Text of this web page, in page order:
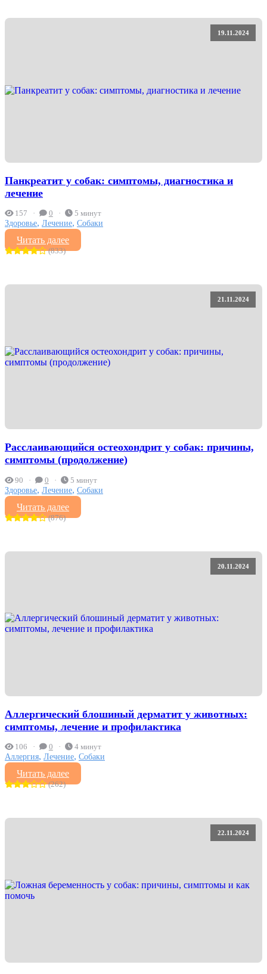
19.11.2024
Панкреатит у собак: симптомы, диагностика и
лечение
157 0 5 минут
Здоровье, Лечение, Собаки
Читать далее
(833)
21.11.2024
Расслаивающийся остеохондрит у собак: причины,
симптомы (продолжение)
90 0 5 минут
Здоровье, Лечение, Собаки
Читать далее
(876)
20.11.2024
Аллергический блошиный дерматит у животных:
симптомы, лечение и профилактика
106 0 4 минут
Аллергия, Лечение, Собаки
Читать далее
(262)
22.11.2024